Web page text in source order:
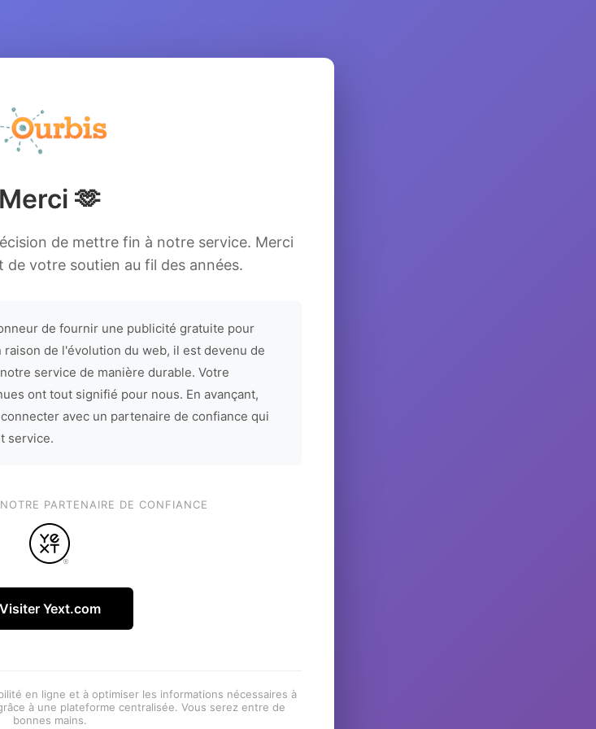
Merci 🫶
de mettre fin à notre service. Merci
votre soutien au fil des années.
de fournir une publicité gratuite pour
de l'évolution du web, il est devenu de
service de manière durable. Votre
ont tout signifié pour nous. En avançant,
avec un partenaire de confiance qui
service.
PARTENAIRE DE CONFIANCE
Visiter Yext.com
en ligne et à optimiser les informations nécessaires à
à une plateforme centralisée. Vous serez entre de
bonnes mains.